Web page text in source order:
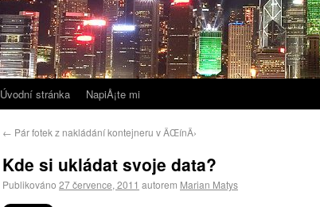
Úvodní stránka NapiÅ¡te mi
← Pár fotek z nakládání kontejneru v ÄŒínÄ›
Kde si ukládat svoje data?
Publikováno 27 července, 2011 autorem Marian Matys